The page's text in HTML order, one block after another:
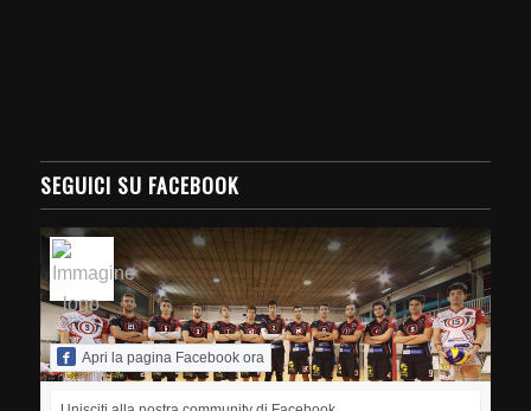
SEGUICI SU FACEBOOK
Apri la pagina Facebook ora